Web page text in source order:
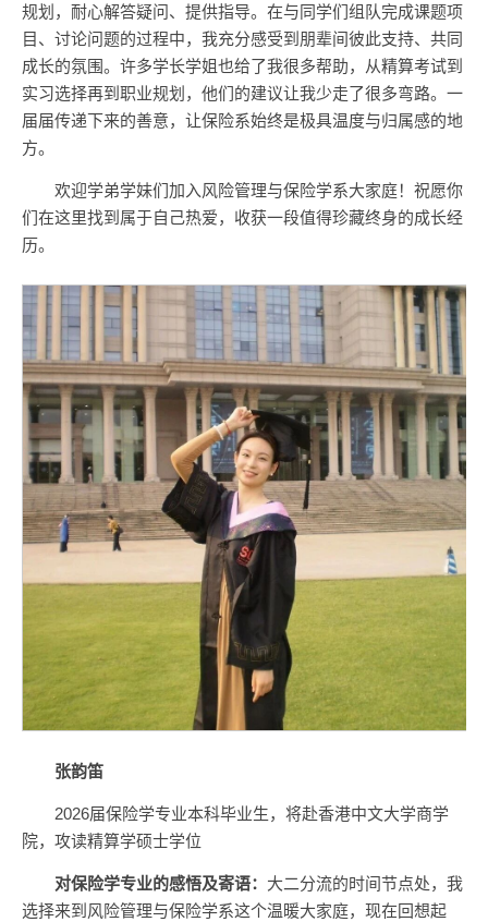
规划，耐心解答疑问、提供指导。在与同学们组队完成课题项
目、讨论问题的过程中，我充分感受到朋辈间彼此支持、共同
成长的氛围。许多学长学姐也给了我很多帮助，从精算考试到
实习选择再到职业规划，他们的建议让我少走了很多弯路。一
届届传递下来的善意，让保险系始终是极具温度与归属感的地
方。
欢迎学弟学妹们加入风险管理与保险学系大家庭！祝愿你
们在这里找到属于自己热爱，收获一段值得珍藏终身的成长经
历。
张韵笛
2026届保险学专业本科毕业生，将赴香港中文大学商学
院，攻读精算学硕士学位
对保险学专业的感悟及寄语： 大二分流的时间节点处，我
选择来到风险管理与保险学系这个温暖大家庭，现在回想起